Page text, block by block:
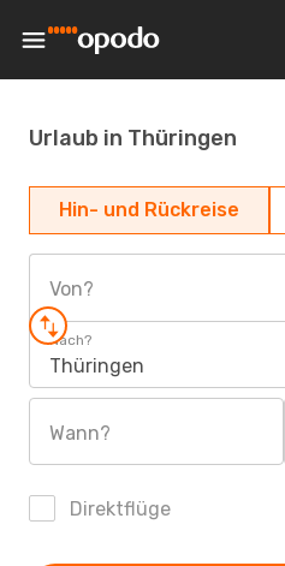
Urlaub in Thüringen
Hin- und Rückreise
Von?
Nach?
Thüringen
Wann?
Direktflüge